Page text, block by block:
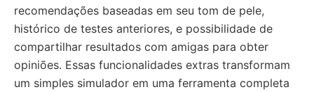
recomendações baseadas em seu tom de pele,
histórico de testes anteriores, e possibilidade de
compartilhar resultados com amigas para obter
opiniões. Essas funcionalidades extras transformam
um simples simulador em uma ferramenta completa